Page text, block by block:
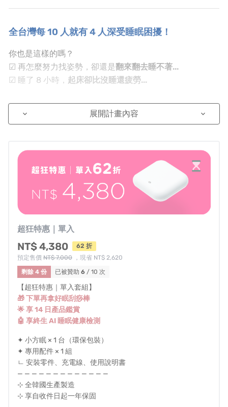
全台灣每 10 人就有 4 人深受睡眠困擾！
你也是這樣的嗎？
☑ 再怎麼努力找姿勢，卻還是翻來翻去睡不著...
☑ 睡了 8 小時， 起床卻比沒睡還疲勞...
透過科學化監測與深入了解睡眠狀況，及有趣的呼吸練習
找回平穩，真正
揮別失眠與淺眠煩惱
，好眠的關鍵就從小
方眠開始～
在繁忙的現代生活裡，我們常常不知道該怎麼「好好休
息」，可能是睡眠品質出了問題而不自知。小方眠
給予最
全面的數據分析，用科學幫助你重新認識睡眠
，讓每一個
夜晚都能真正成為身體的充電時刻 🌙
✅ 注重健康的你 ✅ 總是失眠的你
✅ 生活忙碌的你 ✅ 關心家人的你
讓 wellune 小方眠
用溫柔科技守護你的每一夜好眠
從智慧城市到
小方眠採用bitsensing 的
時捕捉任何細微的變化、動作等。
到翻身、呼吸等細節，再也不必為了檢測而戴上繁瑣設
keyboard_arrow_down 展開計畫內容 keyboard_arrow_down
超狂特惠｜單入
NT$ 4,380
62 折
預定售價 NT$ 7,000 ，現省 NT$ 2,620
剩餘 4 份
已被贊助 6 / 10 次
【超狂特惠｜單入套組】
🎁 下單再拿好眠刮痧棒
🌟 享 14 日產品鑑賞
🤖 享終生 AI 睡眠健康檢測
✦ 小方眠 × 1 台（環保包裝）
✦ 專用配件 × 1 組
ㄴ 安裝零件、充電線、使用說明書
— — — — — — — — — — — — —
⊹ 全韓國生產製造
⊹ 享自收件日起一年保固